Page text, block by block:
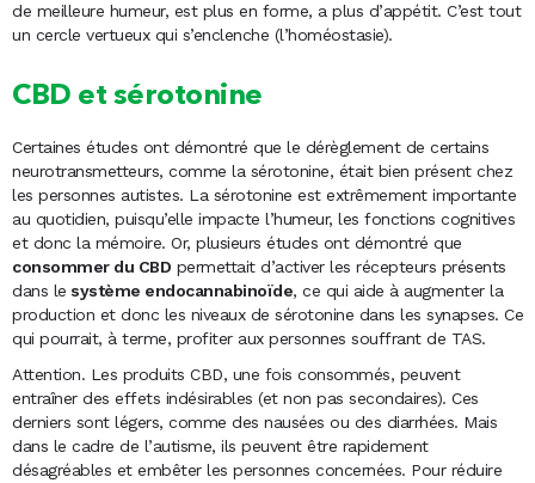
de meilleure humeur, est plus en forme, a plus d’appétit. C’est tout
un cercle vertueux qui s’enclenche (l’homéostasie).
CBD et sérotonine
Certaines études ont démontré que le dérèglement de certains
neurotransmetteurs, comme la sérotonine, était bien présent chez
les personnes autistes. La sérotonine est extrêmement importante
au quotidien, puisqu’elle impacte l’humeur, les fonctions cognitives
et donc la mémoire. Or, plusieurs études ont démontré que
consommer du CBD permettait d’activer les récepteurs présents
dans le système endocannabinoïde, ce qui aide à augmenter la
production et donc les niveaux de sérotonine dans les synapses. Ce
qui pourrait, à terme, profiter aux personnes souffrant de TAS.
Attention. Les produits CBD, une fois consommés, peuvent
entraîner des effets indésirables (et non pas secondaires). Ces
derniers sont légers, comme des nausées ou des diarrhées. Mais
dans le cadre de l’autisme, ils peuvent être rapidement
désagréables et embêter les personnes concernées. Pour réduire